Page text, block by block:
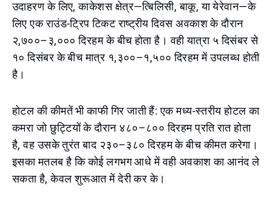
उदाहरण के लिए, काकेशस क्षेत्र—त्बिलिसी, बाकू, या येरेवान—के
लिए एक राउंड-ट्रिप टिकट राष्ट्रीय दिवस अवकाश के दौरान
२,७००–३,००० दिरहम के बीच होता है। वही यात्रा ५ दिसंबर से
१० दिसंबर के बीच मात्र १,३००–१,५०० दिरहम में उपलब्ध होती
है।
होटल की कीमतें भी काफी गिर जाती हैं: एक मध्य-स्तरीय होटल का
कमरा जो छुट्टियों के दौरान ४८०–८०० दिरहम प्रति रात होता
है, वह उसके तुरंत बाद २३०–३८० दिरहम के बीच कीमत करेगा।
इसका मतलब है कि कोई लगभग आधे में वही अवकाश का आनंद ले
सकता है, केवल शुरूआत में देरी कर के।